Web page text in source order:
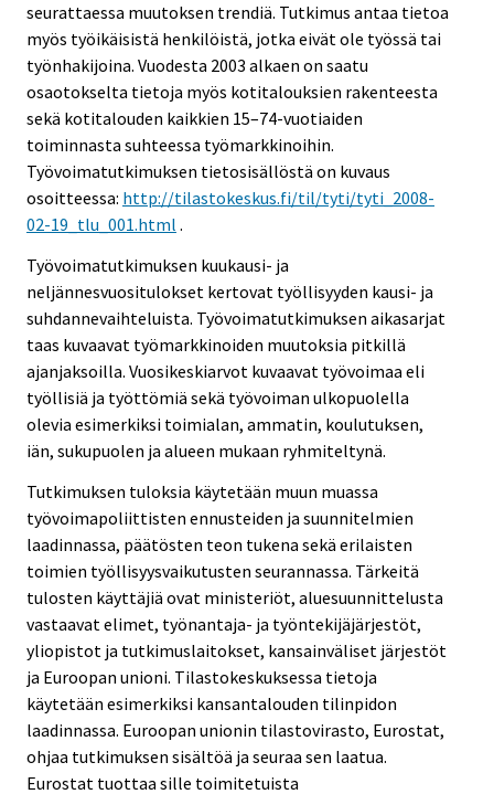
seurattaessa muutoksen trendiä. Tutkimus antaa tietoa
myös työikäisistä henkilöistä, jotka eivät ole työssä tai
työnhakijoina. Vuodesta 2003 alkaen on saatu
osaotokselta tietoja myös kotitalouksien rakenteesta
sekä kotitalouden kaikkien 15–74-vuotiaiden
toiminnasta suhteessa työmarkkinoihin.
Työvoimatutkimuksen tietosisällöstä on kuvaus
osoitteessa: http://tilastokeskus.fi/til/tyti/tyti_2008-
02-19_tlu_001.html .
Työvoimatutkimuksen kuukausi- ja
neljännesvuositulokset kertovat työllisyyden kausi- ja
suhdannevaihteluista. Työvoimatutkimuksen aikasarjat
taas kuvaavat työmarkkinoiden muutoksia pitkillä
ajanjaksoilla. Vuosikeskiarvot kuvaavat työvoimaa eli
työllisiä ja työttömiä sekä työvoiman ulkopuolella
olevia esimerkiksi toimialan, ammatin, koulutuksen,
iän, sukupuolen ja alueen mukaan ryhmiteltynä.
Tutkimuksen tuloksia käytetään muun muassa
työvoimapoliittisten ennusteiden ja suunnitelmien
laadinnassa, päätösten teon tukena sekä erilaisten
toimien työllisyysvaikutusten seurannassa. Tärkeitä
tulosten käyttäjiä ovat ministeriöt, aluesuunnittelusta
vastaavat elimet, työnantaja- ja työntekijäjärjestöt,
yliopistot ja tutkimuslaitokset, kansainväliset järjestöt
ja Euroopan unioni. Tilastokeskuksessa tietoja
käytetään esimerkiksi kansantalouden tilinpidon
laadinnassa. Euroopan unionin tilastovirasto, Eurostat,
ohjaa tutkimuksen sisältöä ja seuraa sen laatua.
Eurostat tuottaa sille toimitetuista